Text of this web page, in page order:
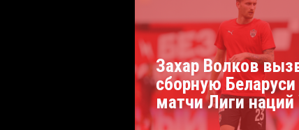
Захар Волков
сборную Беларуси
матчи Лиги